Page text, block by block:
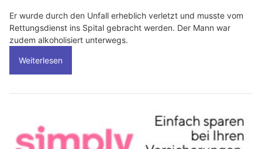
Er wurde durch den Unfall erheblich verletzt und musste vom
Rettungsdienst ins Spital gebracht werden. Der Mann war
zudem alkoholisiert unterwegs.
Weiterlesen